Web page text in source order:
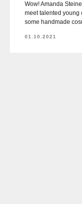
Wow! Amanda
meet talented young
some handmade
01.10.2021